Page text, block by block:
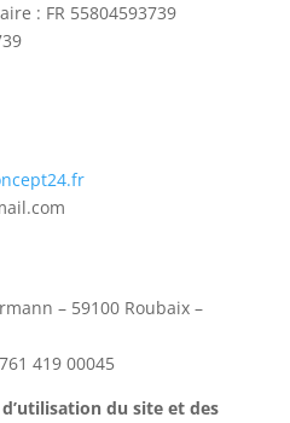
: FR 55804593739
– 59100 Roubaix –
419 00045
du site et des